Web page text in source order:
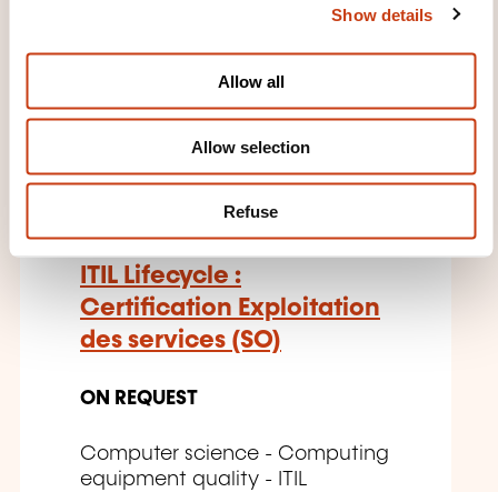
Show details
Allow all
Allow selection
Refuse
THESE COURSES MIGHT
INTEREST YOU
ITIL Lifecycle :
Certification Exploitation
des services (SO)
ON REQUEST
Computer science - Computing
equipment quality - ITIL